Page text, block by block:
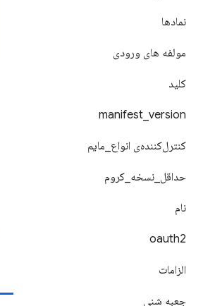
نمادها
مولفه های ورودی
کلید
manifest version
کنترل‌کننده‌ی انواع مایم
حداقل نسخه کروم
نام
oauth2
الزامات
جعبه شنی